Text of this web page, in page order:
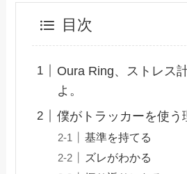
目次
Oura Ring、ストレス
よ。
僕がトラッカーを使う
基準を持てる
ズレがわかる